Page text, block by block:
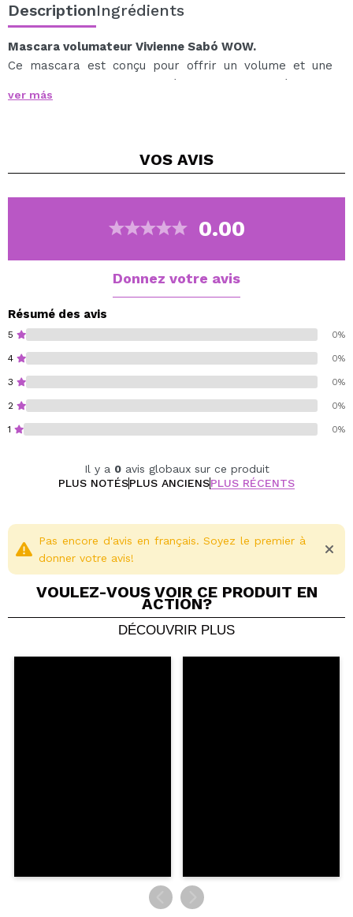
DescriptionIngrédients
Mascara volumateur Vivienne Sabó WOW.
Ce mascara est conçu pour offrir un volume et une
longueur importants, et est également imperméable.
Vos cils deviendront si grands et noirs que la seule
cils en leur donnant longueur et volume.
Cruelty free.
ver más
VOS AVIS
0.00
Donnez votre avis
Résumé des avis
5 0%
4 0%
3 0%
2 0%
1 0%
Il y a 0avis globaux sur ce produit
PLUS NOTÉSPLUS ANCIENSPLUS RÉCENTS
Pas encore d'avis en français. Soyez le premier à
donner votre avis!
VOULEZ-VOUS VOIR CE PRODUIT EN
ACTION?
DÉCOUVRIR PLUS